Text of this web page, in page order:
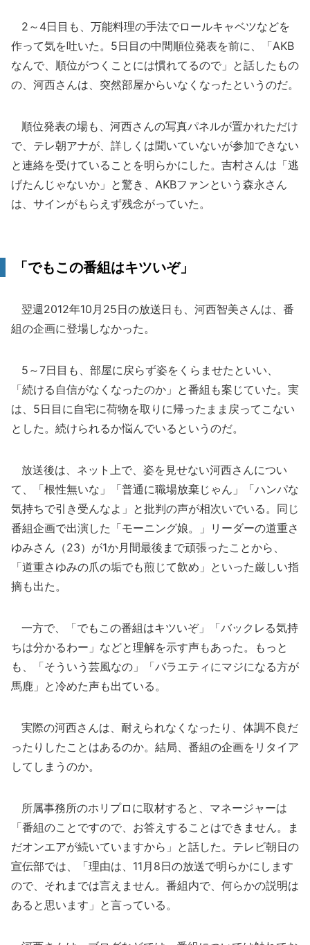
2～4日目も、万能料理の手法でロールキャベツなどを
作って気を吐いた。5日目の中間順位発表を前に、「AKB
なんで、順位がつくことには慣れてるので」と話したもの
の、河西さんは、突然部屋からいなくなったというのだ。
順位発表の場も、河西さんの写真パネルが置かれただけ
で、テレ朝アナが、詳しくは聞いていないが参加できない
と連絡を受けていることを明らかにした。吉村さんは「逃
げたんじゃないか」と驚き、AKBファンという森永さん
は、サインがもらえず残念がっていた。
「でもこの番組はキツいぞ」
翌週2012年10月25日の放送日も、河西智美さんは、番
組の企画に登場しなかった。
5～7日目も、部屋に戻らず姿をくらませたといい、
「続ける自信がなくなったのか」と番組も案じていた。実
は、5日目に自宅に荷物を取りに帰ったまま戻ってこない
とした。続けられるか悩んでいるというのだ。
放送後は、ネット上で、姿を見せない河西さんについ
て、「根性無いな」「普通に職場放棄じゃん」「ハンパな
気持ちで引き受んなよ」と批判の声が相次いでいる。同じ
番組企画で出演した「モーニング娘。」リーダーの道重さ
ゆみさん（23）が1か月間最後まで頑張ったことから、
「道重さゆみの爪の垢でも煎じて飲め」といった厳しい指
摘も出た。
一方で、「でもこの番組はキツいぞ」「バックレる気持
ちは分かるわー」などと理解を示す声もあった。もっと
も、「そういう芸風なの」「バラエティにマジになる方が
馬鹿」と冷めた声も出ている。
実際の河西さんは、耐えられなくなったり、体調不良だ
ったりしたことはあるのか。結局、番組の企画をリタイア
してしまうのか。
所属事務所のホリプロに取材すると、マネージャーは
「番組のことですので、お答えすることはできません。ま
だオンエアが続いていますから」と話した。テレビ朝日の
宣伝部では、「理由は、11月8日の放送で明らかにします
ので、それまでは言えません。番組内で、何らかの説明は
あると思います」と言っている。